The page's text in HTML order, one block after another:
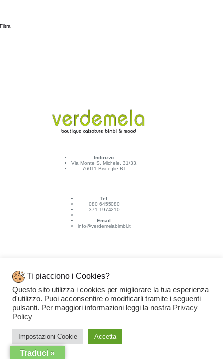
Filtra
Indirizzo:
Via Monte S. Michele, 31/33,
76011 Bisceglie BT
Tel:
080 6455080
371 1974210
Email:
info@verdemelabimbi.it
Link Utili
Spedizioni e pagamenti
Condizioni di vendita
Ti piacciono i Cookies?
Questo sito utilizza i cookies per migliorare la tua esperienza
d'utilizzo. Puoi acconsentire o modificarli tramite i seguenti
pulsanti. Per maggiori informazioni leggi la nostra Privacy
Policy
Impostazioni Cookie Accetta
Traduci »